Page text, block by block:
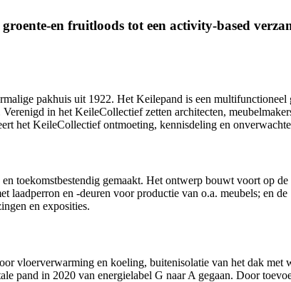
en fruitloods tot een activity-based
pakhuis uit 1922. Het Keilepand is een multifunctioneel
in het KeileCollectief zetten architecten,
het KeileCollectief ontmoeting, kennisdeling en
toekomstbestendig gemaakt. Het ontwerp bouwt voort op
en -deuren voor productie van o.a. meubels; en
en exposities.
vloerverwarming en koeling, buitenisolatie van het dak met
pand in 2020 van energielabel G naar A gegaan. Door